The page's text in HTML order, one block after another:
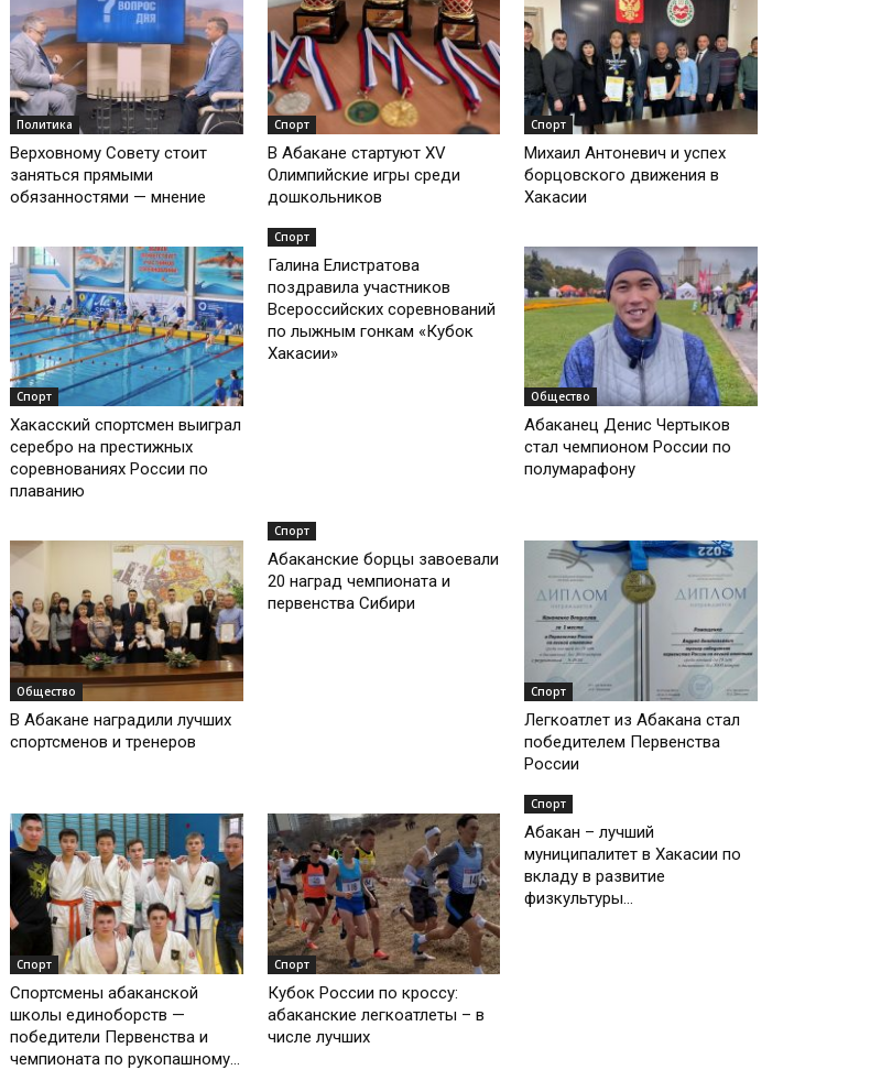
Политика
Верховному Совету стоит
заняться прямыми
обязанностями — мнение
Спорт
В Абакане стартуют XV
Олимпийские игры среди
дошкольников
Спорт
Михаил Антоневич и успех
борцовского движения в
Хакасии
Спорт
Хакасский спортсмен выиграл
серебро на престижных
соревнованиях России по
плаванию
Спорт
Галина Елистратова
поздравила участников
Всероссийских соревнований
по лыжным гонкам «Кубок
Хакасии»
Общество
Абаканец Денис Чертыков
стал чемпионом России по
полумарафону
Общество
В Абакане наградили лучших
спортсменов и тренеров
Спорт
Абаканские борцы завоевали
20 наград чемпионата и
первенства Сибири
Спорт
Легкоатлет из Абакана стал
победителем Первенства
России
Спорт
Спортсмены абаканской
школы единоборств —
победители Первенства и
чемпионата по рукопашному...
Спорт
Кубок России по кроссу:
абаканские легкоатлеты – в
числе лучших
Спорт
Абакан – лучший
муниципалитет в Хакасии по
вкладу в развитие
физкультуры...